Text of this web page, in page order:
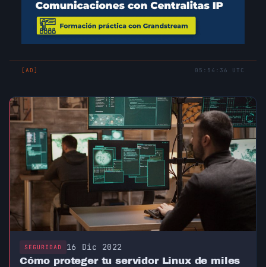
[AD] 05:54:36 UTC
SEGURIDAD 16 Dic 2022
Cómo proteger tu servidor Linux de miles